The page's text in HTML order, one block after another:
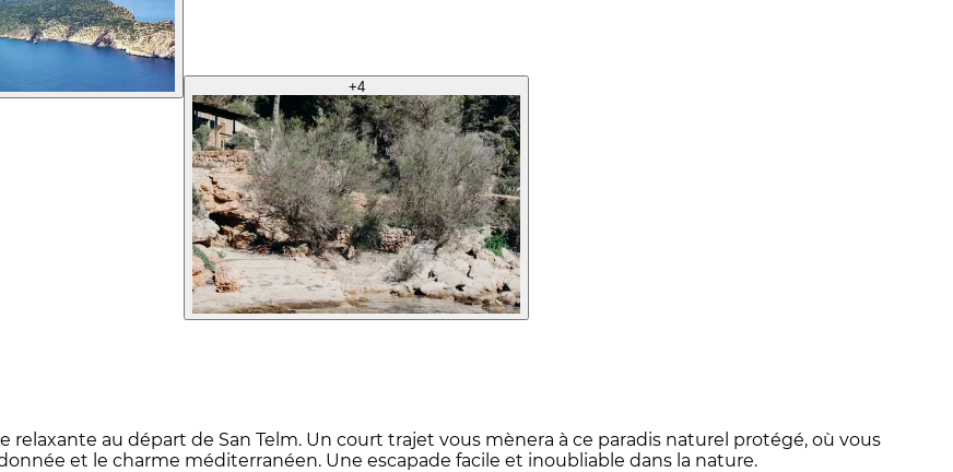
+4
au départ de San Telm. Un court trajet vous mènera à ce paradis naturel protégé, où vous
et le charme méditerranéen. Une escapade facile et inoubliable dans la nature.